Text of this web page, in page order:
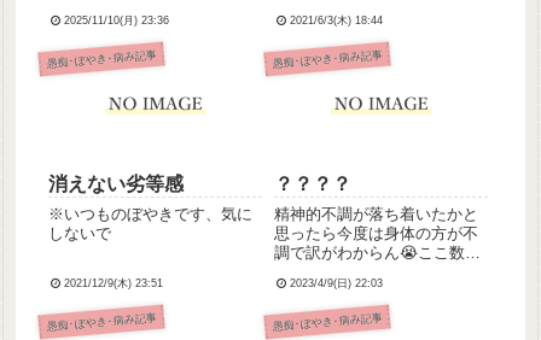
から2025/11/10(月) 23:36
すよ。雲雀氏、大病院勤務だ
からコロナのせいで相当大変
みたい…。だから前みたいに
画とか行ってリフレッシュし
2021/6/3(木) 18:44
愚痴･ぼやき･病み記事
消えない劣等感
※いつものぼやきです、気に
しないで
2021/12/9(木) 23:51
愚痴･ぼやき･病み記事
？？？？
精神的不調が落ち着いたかと
思ったら今度は身体の方が不
調で訳がわからん😭ここ数日
れこれ1ヶ月ほど続いてるのが
まじで謎すぎて不気味頭痛は
まあ百歩譲ってしょうがない
2023/4/9(日) 22:03
愚痴･ぼやき･病み記事 愚痴･ぼやき･病み記事